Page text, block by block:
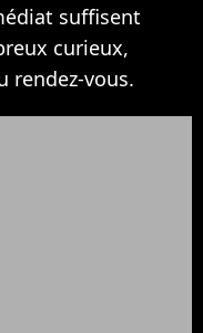
suffisent
curieux,
rendez-vous.